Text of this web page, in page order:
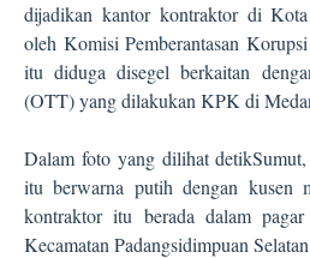
dijadikan kantor kontraktor di Kota
oleh Komisi Pemberantasan
itu diduga disegel berkaitan
(OTT) yang dilakukan KPK di
Dalam foto yang dilihat
itu berwarna putih dengan kusen
kontraktor itu berada dalam
Kecamatan Padangsidimpuan